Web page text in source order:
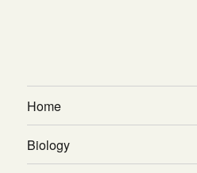
Home
Biology